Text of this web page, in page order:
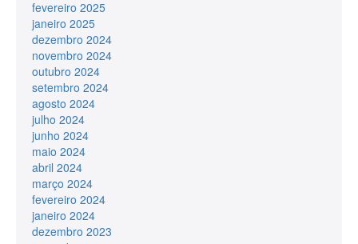
fevereiro 2025
janeiro 2025
dezembro 2024
novembro 2024
outubro 2024
setembro 2024
agosto 2024
julho 2024
junho 2024
maio 2024
abril 2024
março 2024
fevereiro 2024
janeiro 2024
dezembro 2023